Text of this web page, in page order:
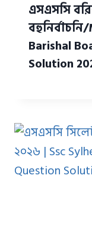
এসএসসি
Barishal
Solution